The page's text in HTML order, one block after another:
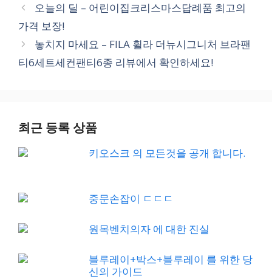
오늘의 딜 – 어린이집크리스마스답례품 최고의
가격 보장!
놓치지 마세요 – FILA 휠라 더뉴시그니처 브라팬
티6세트세컨팬티6종 리뷰에서 확인하세요!
최근 등록 상품
키오스크 의 모든것을 공개 합니다.
중문손잡이 ㄷㄷㄷ
원목벤치의자 에 대한 진실
블루레이+박스+블루레이 를 위한 당
신의 가이드